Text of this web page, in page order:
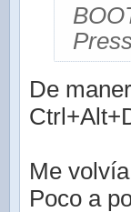
De
Me
Poco a